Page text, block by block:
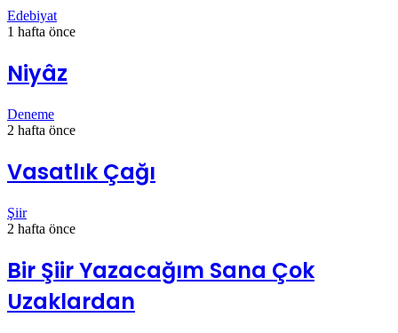
Edebiyat
1 hafta önce
Niyâz
Deneme
2 hafta önce
Vasatlık Çağı
Şiir
2 hafta önce
Bir Şiir Yazacağım Sana Çok
Uzaklardan